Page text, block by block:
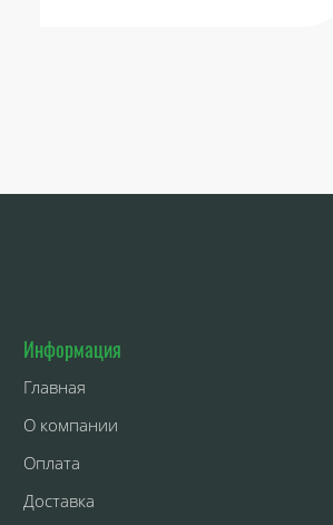
Информация
Главная
О компании
Оплата
Доставка